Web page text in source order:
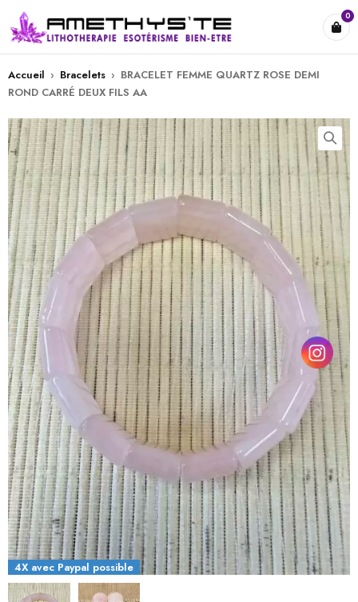
0
Accueil › Bracelets › BRACELET FEMME QUARTZ ROSE DEMI
ROND CARRÉ DEUX FILS AA
4X avec Paypal possible